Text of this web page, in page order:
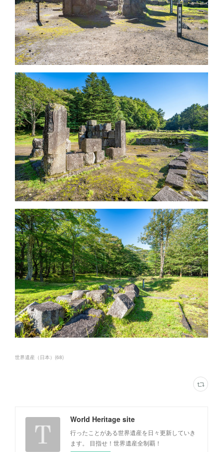
世界遺産（日本） (68)
World Heritage site
行ったことがある世界遺産を日々更新していき
ます。 目指せ！世界遺産全制覇！